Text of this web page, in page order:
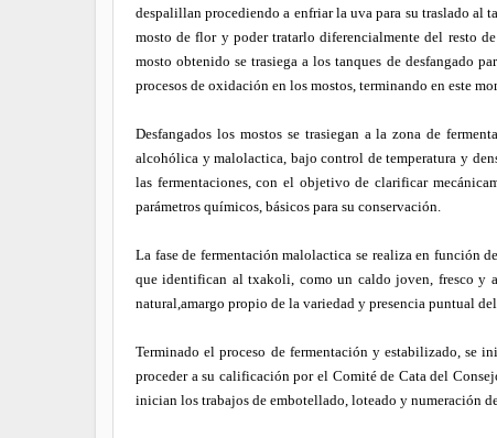
despalillan procediendo a enfriar la uva para su traslado al
mosto de flor y poder tratarlo diferencialmente del resto
mosto obtenido se trasiega a los tanques de desfangado
procesos de oxidación en los mostos, terminando en este
Desfangados los mostos se trasiegan a la zona de
alcohólica y malolactica, bajo control de temperatura y
las fermentaciones, con el objetivo de clarificar
parámetros químicos, básicos para su conservación.
La fase de fermentación malolactica se realiza en función
que identifican al txakoli, como un caldo joven, fresco y
natural,amargo propio de la variedad y presencia puntual
Terminado el proceso de fermentación y estabilizado, se
proceder a su calificación por el Comité de Cata del
inician los trabajos de embotellado, loteado y numeración